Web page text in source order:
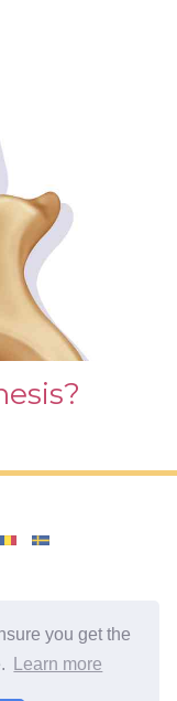
you get the
Learn more
für eine
Gehirn.